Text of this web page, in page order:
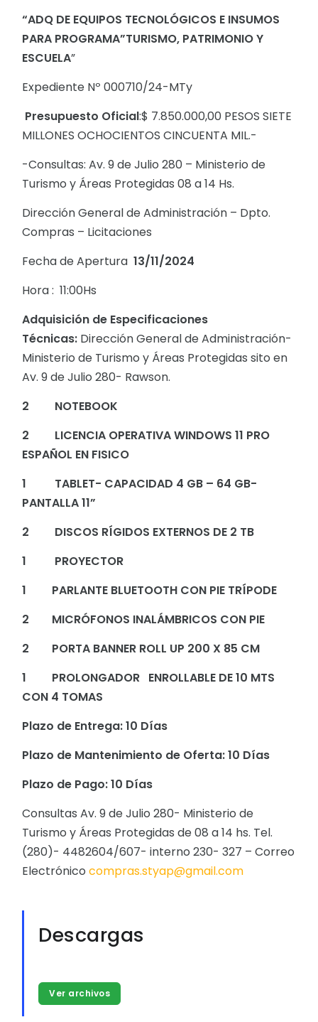
“ADQ DE EQUIPOS TECNOLÓGICOS E INSUMOS
PARA PROGRAMA”TURISMO, PATRIMONIO Y
ESCUELA”
Expediente Nº 000710/24-MTy
Presupuesto Oficial:$ 7.850.000,00 PESOS SIETE
MILLONES OCHOCIENTOS CINCUENTA MIL.-
-Consultas: Av. 9 de Julio 280 – Ministerio de
Turismo y Áreas Protegidas 08 a 14 Hs.
Dirección General de Administración – Dpto.
Compras – Licitaciones
Fecha de Apertura 13/11/2024
Hora : 11:00Hs
Adquisición de Especificaciones
Técnicas: Dirección General de Administración-
Ministerio de Turismo y Áreas Protegidas sito en
Av. 9 de Julio 280- Rawson.
2 NOTEBOOK
2 LICENCIA OPERATIVA WINDOWS 11 PRO
ESPAÑOL EN FISICO
1 TABLET- CAPACIDAD 4 GB – 64 GB-
PANTALLA 11”
2 DISCOS RÍGIDOS EXTERNOS DE 2 TB
1 PROYECTOR
1 PARLANTE BLUETOOTH CON PIE TRÍPODE
2 MICRÓFONOS INALÁMBRICOS CON PIE
2 PORTA BANNER ROLL UP 200 X 85 CM
1 PROLONGADOR ENROLLABLE DE 10 MTS
CON 4 TOMAS
Plazo de Entrega: 10 Días
Plazo de Mantenimiento de Oferta: 10 Días
Plazo de Pago: 10 Días
Consultas Av. 9 de Julio 280- Ministerio de
Turismo y Áreas Protegidas de 08 a 14 hs. Tel.
(280)- 4482604/607- interno 230- 327 – Correo
Electrónico compras.styap@gmail.com
Descargas
Ver archivos